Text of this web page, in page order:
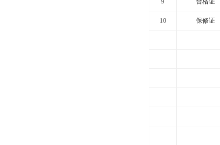
10 保修证